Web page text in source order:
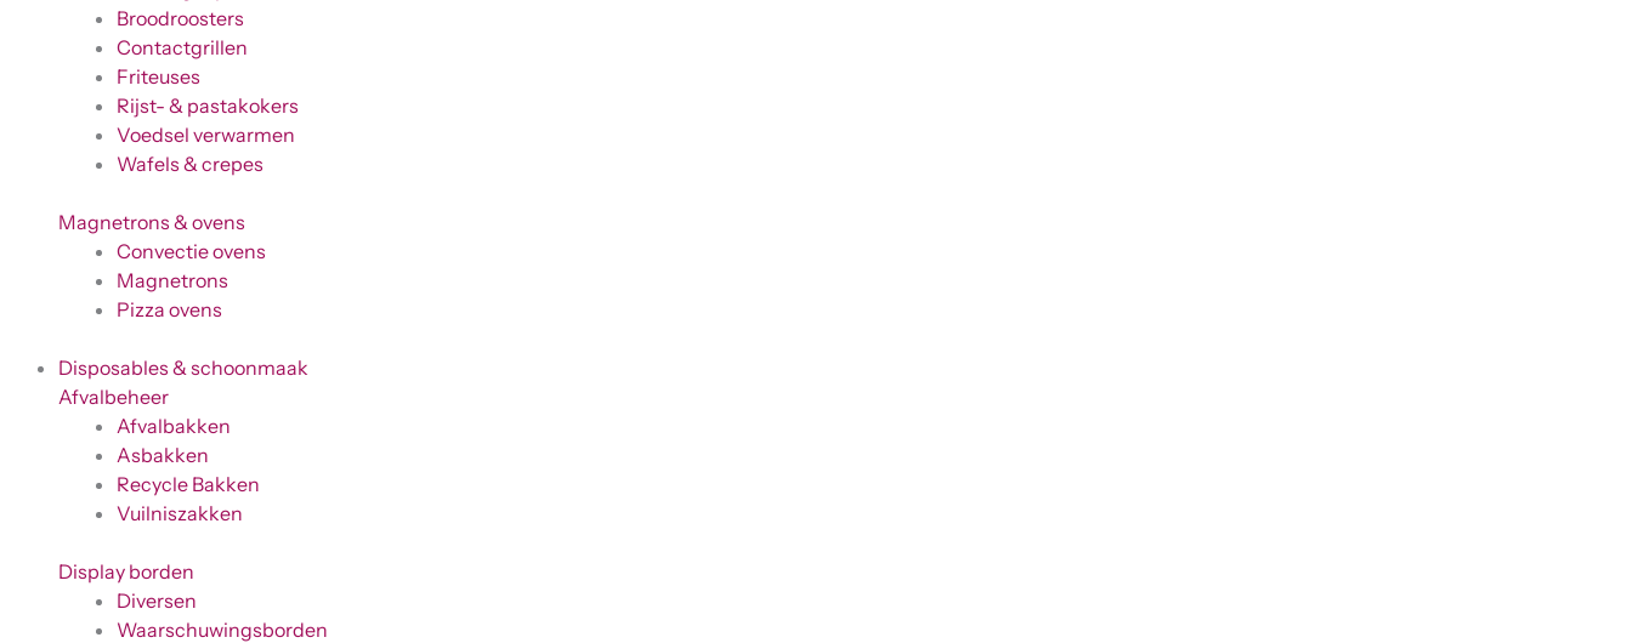
Broodroosters
Contactgrillen
Friteuses
Rijst- & pastakokers
Voedsel verwarmen
Wafels & crepes
Magnetrons & ovens
Convectie ovens
Magnetrons
Pizza ovens
Disposables & schoonmaak
Afvalbeheer
Afvalbakken
Asbakken
Recycle Bakken
Vuilniszakken
Display borden
Diversen
Waarschuwingsborden